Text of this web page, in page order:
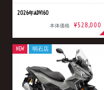
2026年ADV160
本体価格 ¥528,000
NEW 明石店